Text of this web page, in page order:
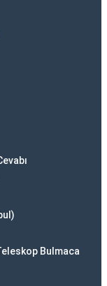
Bulmaca